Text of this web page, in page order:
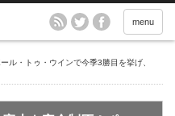
menu
ル・トゥ・ウインで今季3勝目を挙げ、